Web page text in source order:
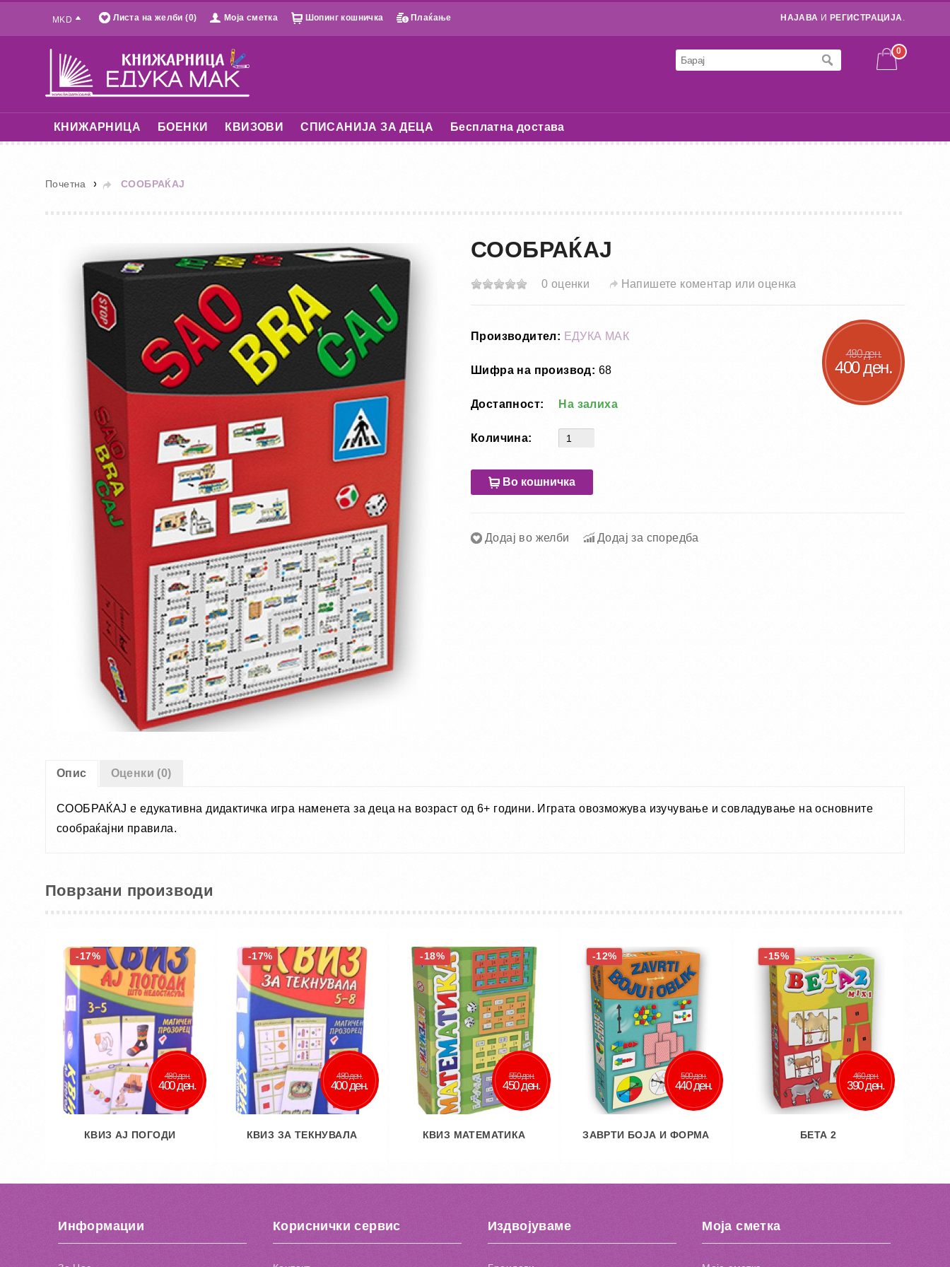
MKD НАЈАВА И РЕГИСТРАЦИЈА.
Листа на желби (0) Моја сметка Шопинг кошничка Плаќање
0
КНИЖАРНИЦА БОЕНКИ КВИЗОВИ СПИСАНИЈА ЗА ДЕЦА Бесплатна достава
Почетна » СООБРАЌАЈ
СООБРАЌАЈ
0 оценки Напишете коментар или оценка
480 ден.
400 ден.
Производител: ЕДУКА МАК
Шифра на производ: 68
Достапност: На залиха
Количина:
Во кошничка
Додај во желби Додај за споредба
Опис Оценки (0)
СООБРАЌАЈ е едукативна дидактичка игра наменета за деца на возраст од 6+ години. Играта овозможува изучување и совладување на основните
сообраќајни правила.
Поврзани производи
-17%
480 ден.
400 ден.
КВИЗ АЈ ПОГОДИ
Додај за споредба
-17%
480 ден.
400 ден.
КВИЗ ЗА ТЕКНУВАЛА
Додај за споредба
-18%
550 ден.
450 ден.
КВИЗ МАТЕМАТИКА
Додај за споредба
-12%
500 ден.
440 ден.
ЗАВРТИ БОЈА И ФОРМА
-15%
460 ден.
390 ден.
БЕТА 2
Информации Кориснички сервис Издвојуваме Моја сметка